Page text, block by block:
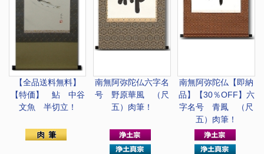
【全品送料無料】
【特価】 鮎 中谷
文魚 半切立！
南無阿弥陀仏六字名
号 野原華風 （尺
五）肉筆！
南無阿弥陀仏 【即納
品】【30％OFF】六
字名号 青鳳 （尺
五）肉筆！